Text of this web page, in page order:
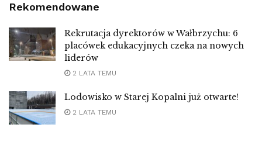
Rekomendowane
Rekrutacja dyrektorów w Wałbrzychu: 6
placówek edukacyjnych czeka na nowych
liderów
2 LATA TEMU
Lodowisko w Starej Kopalni już otwarte!
2 LATA TEMU